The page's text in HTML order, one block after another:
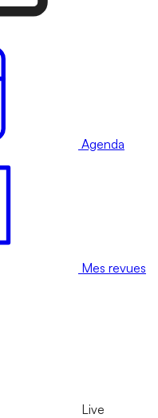
Agenda
Mes revues
Live